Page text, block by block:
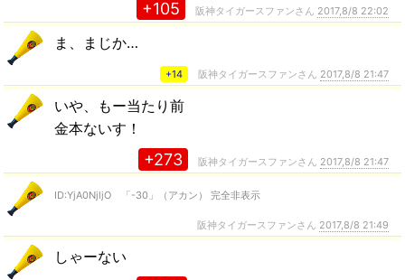
+105 阪神タイガースファンさん 2017,8/8 22:02
ま、まじか…
+14 阪神タイガースファンさん 2017,8/8 21:47
いや、もー当たり前
金本ないす！
+273 阪神タイガースファンさん 2017,8/8 21:47
ID:YjA0NjljO 「-30」（アカン） 完全非表示
阪神タイガースファンさん 2017,8/8 21:49
しゃーない